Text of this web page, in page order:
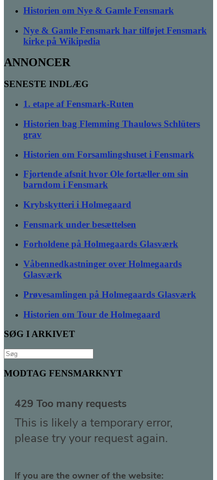
Historien om Nye & Gamle Fensmark
Nye & Gamle Fensmark har tilføjet Fensmark
kirke på Wikipedia
ANNONCER
SENESTE INDLÆG
1. etape af Fensmark-Ruten
Historien bag Flemming Thaulows Schlüters
grav
Historien om Forsamlingshuset i Fensmark
Fjortende afsnit hvor Ole fortæller om sin
barndom i Fensmark
Krybskytteri i Holmegaard
Fensmark under besættelsen
Forholdene på Holmegaards Glasværk
Våbennedkastninger over Holmegaards
Glasværk
Prøvesamlingen på Holmegaards Glasværk
Historien om Tour de Holmegaard
SØG I ARKIVET
Søg
efter:
MODTAG FENSMARKNYT